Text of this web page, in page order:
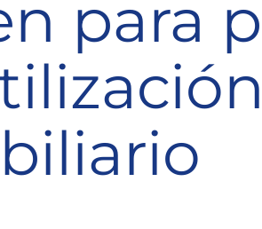
para